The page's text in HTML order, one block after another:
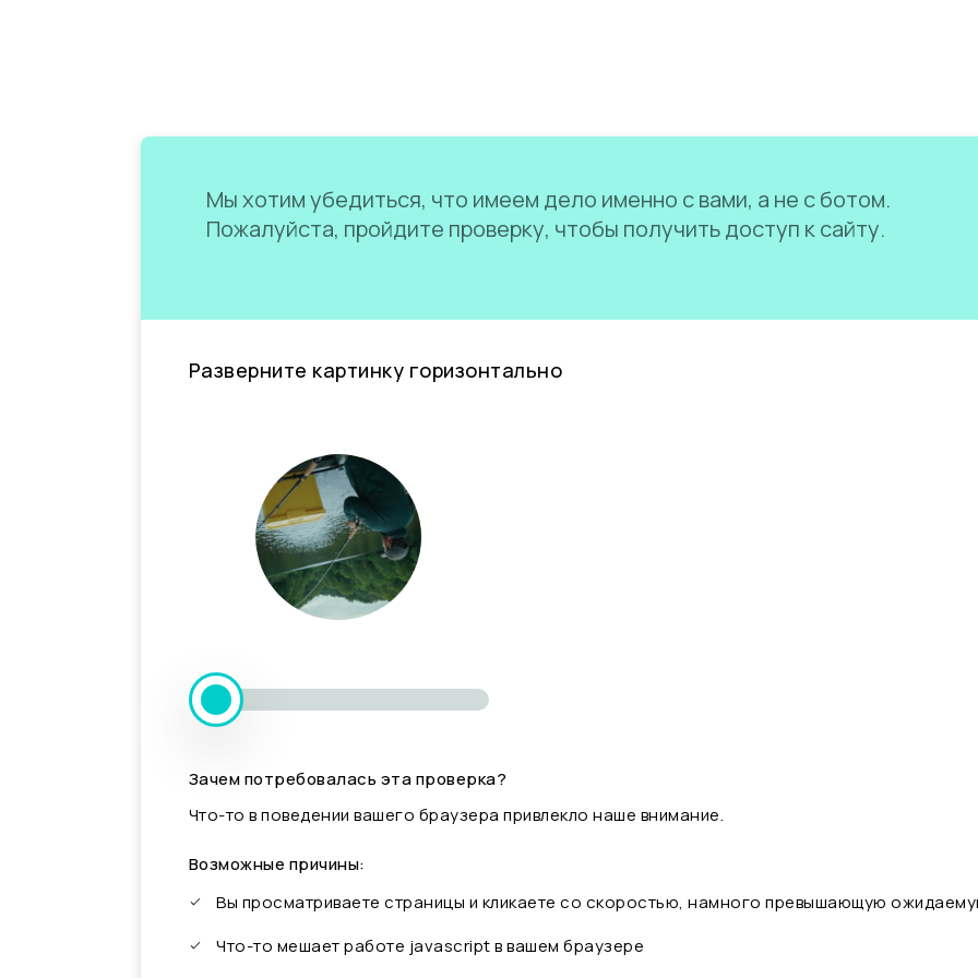
Мы хотим убедиться, что имеем дело именно с вами, а не с ботом.
Пожалуйста, пройдите проверку, чтобы получить доступ к сайту.
Разверните картинку горизонтально
Зачем потребовалась эта проверка?
Что-то в поведении вашего браузера привлекло наше внимание.
Возможные причины:
Вы просматриваете страницы и кликаете со скоростью, намного превышающую
Что-то мешает работе javascript в вашем браузере